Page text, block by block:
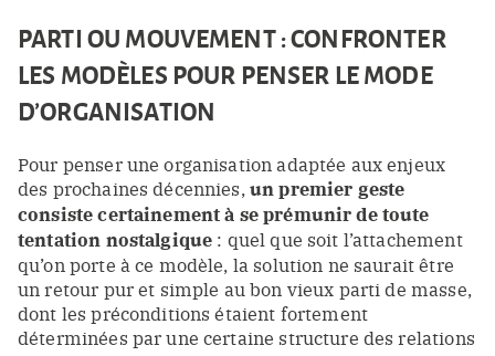
PARTI OU MOUVEMENT : CONFRONTER
LES MODÈLES POUR PENSER LE MODE
D’ORGANISATION
Pour penser une organisation adaptée aux enjeux
des prochaines décennies, un premier geste
consiste certainement à se prémunir de toute
tentation nostalgique : quel que soit l’attachement
qu’on porte à ce modèle, la solution ne saurait être
un retour pur et simple au bon vieux parti de masse,
dont les préconditions étaient fortement
déterminées par une certaine structure des relations